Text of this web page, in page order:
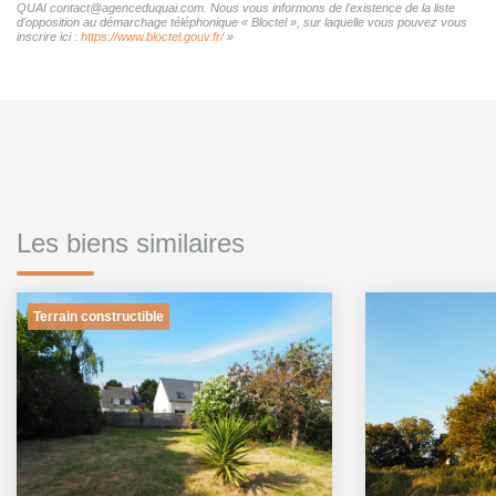
QUAI contact@agenceduquai.com. Nous vous informons de l'existence de la liste
d'opposition au démarchage téléphonique « Bloctel », sur laquelle vous pouvez vous
inscrire ici : https://www.bloctel.gouv.fr/»
Les biens similaires
Terrain constructible